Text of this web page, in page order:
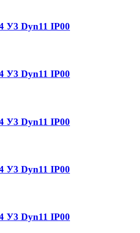
У3 Dyn11 IP00
У3 Dyn11 IP00
У3 Dyn11 IP00
У3 Dyn11 IP00
У3 Dyn11 IP00